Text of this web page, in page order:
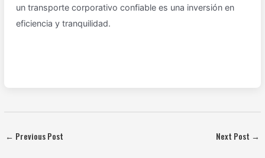
un transporte corporativo confiable es una inversión en
eficiencia y tranquilidad.
← Previous Post Next Post →